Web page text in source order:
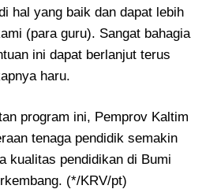
hal yang baik dan dapat lebih
(para guru). Sangat bahagia
ini dapat berlanjut terus
haru.
program ini, Pemprov Kaltim
tenaga pendidik semakin
kualitas pendidikan di Bumi
(*/KRV/pt)